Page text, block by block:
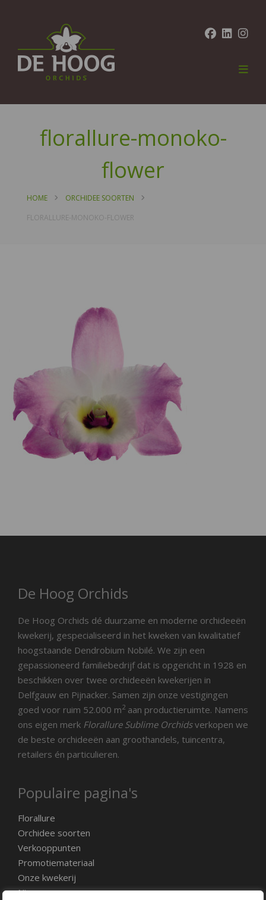
florallure-monoko-
flower
HOME
ORCHIDEE SOORTEN
FLORALLURE-MONOKO-FLOWER
De Hoog Orchids
De Hoog Orchids dé duurzame en moderne orchideeën
kwekerij, gespecialiseerd in het kweken van kwalitatief
hoogstaande Dendrobium Nobilé. We zijn een
gepassioneerd familiebedrijf dat is opgericht in 1928 en
beschikken over twee orchideeën kwekerijen in
Delfgauw en Pijnacker. Samen zijn onze vestigingen
goed voor ruim 52.000 m2 aan productieruimte. Namens
ons eigen merk Florallure Sublime Orchidsverkopen we
de beste orchideeën aan groothandels, tuincentra,
retailers én particulieren.
Populaire pagina's
Florallure
Orchidee soorten
Verkooppunten
Promotiemateriaal
Onze kwekerij
Nieuws